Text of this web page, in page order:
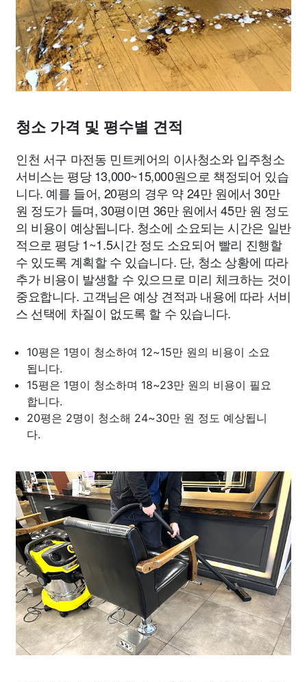
청소 가격 및 평수별 견적
인천 서구 마전동 민트케어의 이사청소와 입주청소
서비스는 평당 13,000~15,000원으로 책정되어 있습
니다. 예를 들어, 20평의 경우 약 24만 원에서 30만
원 정도가 들며, 30평이면 36만 원에서 45만 원 정도
의 비용이 예상됩니다. 청소에 소요되는 시간은 일반
적으로 평당 1~1.5시간 정도 소요되어 빨리 진행할
수 있도록 계획할 수 있습니다. 단, 청소 상황에 따라
추가 비용이 발생할 수 있으므로 미리 체크하는 것이
중요합니다. 고객님은 예상 견적과 내용에 따라 서비
스 선택에 차질이 없도록 할 수 있습니다.
10평은 1명이 청소하여 12~15만 원의 비용이 소요
됩니다.
15평은 1명이 청소하며 18~23만 원의 비용이 필요
합니다.
20평은 2명이 청소해 24~30만 원 정도 예상됩니
다.